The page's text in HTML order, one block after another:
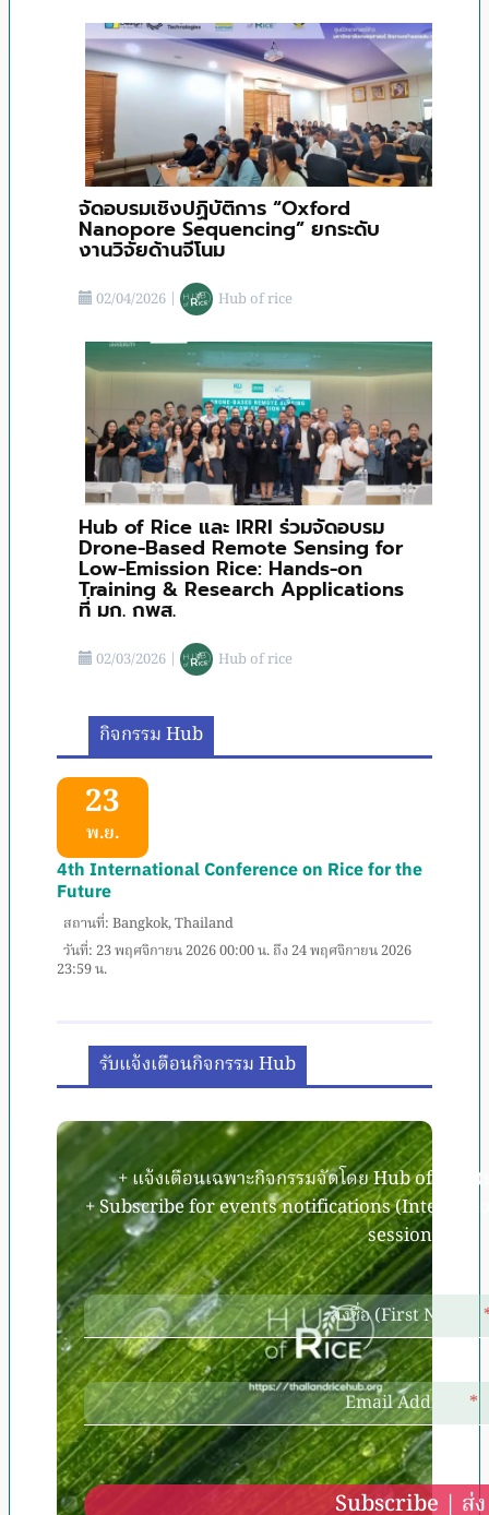
จัดอบรมเชิงปฏิบัติการ “Oxford
Nanopore Sequencing” ยกระดับ
งานวิจัยด้านจีโนม
02/04/2026 Hub of rice
Hub of Rice และ IRRI ร่วมจัดอบรม
Drone-Based Remote Sensing for
Low-Emission Rice: Hands-on
Training & Research Applications
ที่ มก. กพส.
02/03/2026 Hub of rice
กิจกรรม Hub
23
พ.ย.
4th International Conference on Rice for the
Future
สถานที่: Bangkok, Thailand
วันที่: 23 พฤศจิกายน 2026 00:00 น. ถึง 24 พฤศจิกายน 2026
23:59 น.
รับแจ้งเตือนกิจกรรม Hub
+ แจ้งเตือนเฉพาะกิจกรรมจัดโดย Hub of Rice
+ Subscribe for events notifications
sessions).
ลงชื่อ (First Name)
Email Address *
Subscribe | ส่ง